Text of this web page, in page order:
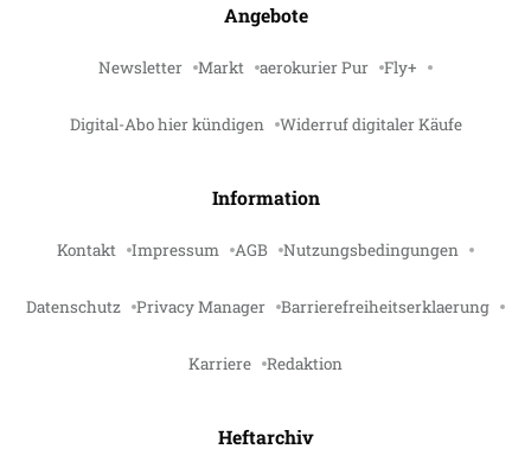
Angebote
Newsletter Markt aerokurier Pur Fly+
Digital-Abo hier kündigen Widerruf digitaler Käufe
Information
Kontakt Impressum AGB Nutzungsbedingungen
Datenschutz Privacy Manager Barrierefreiheitserklaerung
Karriere Redaktion
Heftarchiv